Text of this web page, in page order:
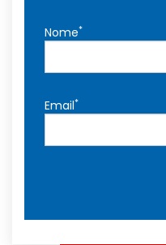
Nome*
Email*